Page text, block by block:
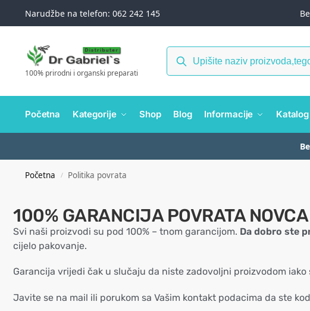
Narudžbe na telefon: 062 242 145
100% prirodni i organski preparati
Početna Kategorije Shop Blog Informacije Katalog
Početna / Politika povrata
100% GARANCIJA POVRATA
Svi naši proizvodi su pod 100% – tnom garancijom. Da dobro ste
cijelo pakovanje.
Garancija vrijedi čak u slučaju da niste zadovoljni proizvodom
Javite se na mail ili porukom sa Vašim kontakt podacima da ste